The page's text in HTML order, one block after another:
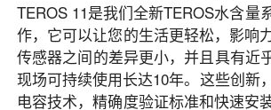
TEROS 11是我们全新TEROS水含量
作，它可以让您的生活更轻松，影响
传感器之间的差异更小，并且具有近
现场可持续使用长达10年。这些创新
电容技术，精确度验证标准和快速安